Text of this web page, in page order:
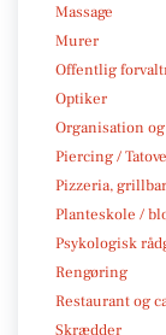
Massage
Murer
Offentlig
Optiker
Organisation
Piercing /
Pizzeria,
Planteskole /
Psykologisk
Rengøring
Restaurant og
Skrædder